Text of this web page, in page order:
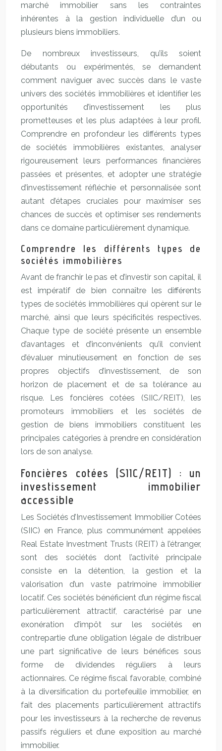
marché immobilier sans les contraintes
inhérentes à la gestion individuelle d’un ou
plusieurs biens immobiliers.
De nombreux investisseurs, qu’ils soient
débutants ou expérimentés, se demandent
comment naviguer avec succès dans le vaste
univers des sociétés immobilières et identifier les
opportunités d’investissement les plus
prometteuses et les plus adaptées à leur profil.
Comprendre en profondeur les différents types
de sociétés immobilières existantes, analyser
rigoureusement leurs performances financières
passées et présentes, et adopter une stratégie
d’investissement réfléchie et personnalisée sont
autant d’étapes cruciales pour maximiser ses
chances de succès et optimiser ses rendements
dans ce domaine particulièrement dynamique.
Comprendre les différents types de
sociétés immobilières
Avant de franchir le pas et d’investir son capital, il
est impératif de bien connaître les différents
types de sociétés immobilières qui opèrent sur le
marché, ainsi que leurs spécificités respectives.
Chaque type de société présente un ensemble
d’avantages et d’inconvénients qu’il convient
d’évaluer minutieusement en fonction de ses
propres objectifs d’investissement, de son
horizon de placement et de sa tolérance au
risque. Les foncières cotées (SIIC/REIT), les
promoteurs immobiliers et les sociétés de
gestion de biens immobiliers constituent les
principales catégories à prendre en considération
lors de son analyse.
Foncières cotées (SIIC/REIT) : un
investissement immobilier
accessible
Les Sociétés d’Investissement Immobilier Cotées
(SIIC) en France, plus communément appelées
Real Estate Investment Trusts (REIT) à l’étranger,
sont des sociétés dont l’activité principale
consiste en la détention, la gestion et la
valorisation d’un vaste patrimoine immobilier
locatif. Ces sociétés bénéficient d’un régime fiscal
particulièrement attractif, caractérisé par une
exonération d’impôt sur les sociétés en
contrepartie d’une obligation légale de distribuer
une part significative de leurs bénéfices sous
forme de dividendes réguliers à leurs
actionnaires. Ce régime fiscal favorable, combiné
à la diversification du portefeuille immobilier, en
fait des placements particulièrement attractifs
pour les investisseurs à la recherche de revenus
passifs réguliers et d’une exposition au marché
immobilier.